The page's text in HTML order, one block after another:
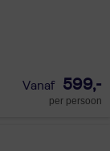
599,-
per persoon